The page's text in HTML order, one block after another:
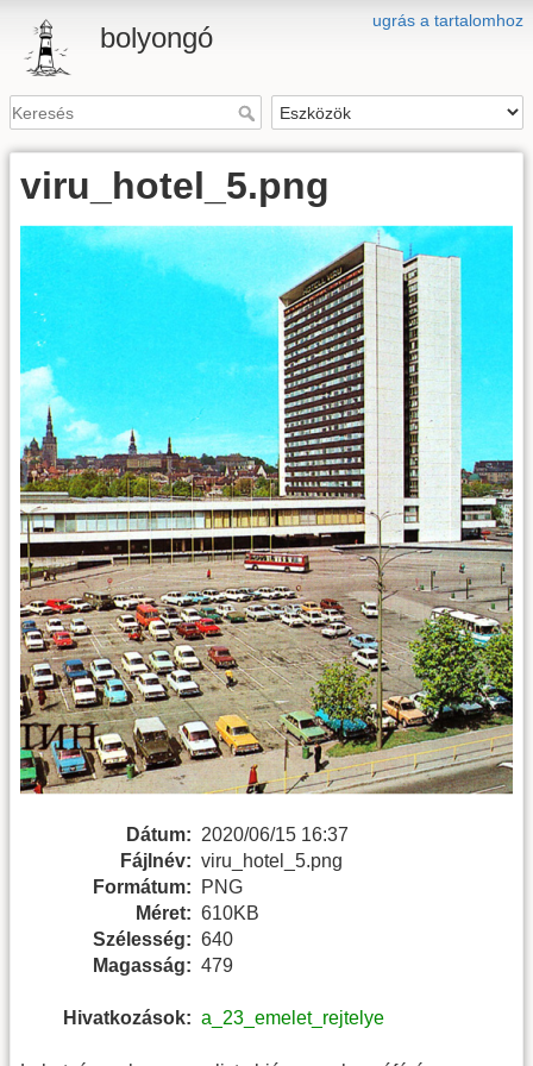
ugrás a tartalomhoz
bolyongó
viru_hotel_5.png
Dátum: 2020/06/15 16:37
Fájlnév: viru_hotel_5.png
Formátum:
PNG
Méret: 610KB
Szélesség: 640
Magasság: 479
Hivatkozások: a_23_emelet_rejtelye